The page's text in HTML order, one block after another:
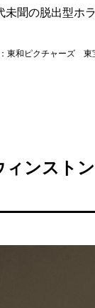
聞の脱出型ホ
東和ピクチャーズ 東
ィンスト